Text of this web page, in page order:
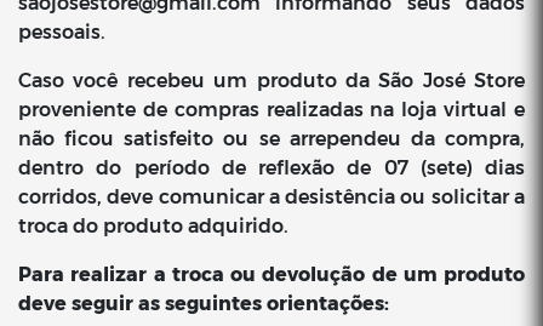
pessoais.
Caso você recebeu um produto da São José Store
proveniente de compras realizadas na loja virtual e
não ficou satisfeito ou se arrependeu da compra,
dentro do período de reflexão de 07 (sete) dias
corridos, deve comunicar a desistência ou solicitar a
troca do produto adquirido.
Para realizar a troca ou devolução de um produto
deve seguir as seguintes orientações: